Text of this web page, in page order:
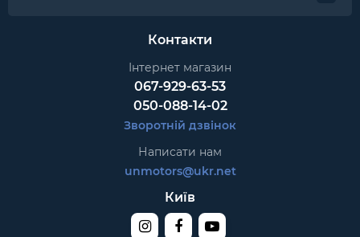
Контакти
Інтернет магазин
067-929-63-53
050-088-14-02
Зворотній дзвінок
Написати нам
unmotors@ukr.net
Київ